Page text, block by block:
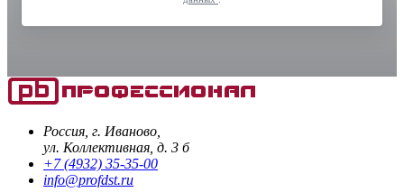
Россия, г. Иваново,
ул. Коллективная, д. 3 б
+7 (4932) 35-35-00
info@profdst.ru